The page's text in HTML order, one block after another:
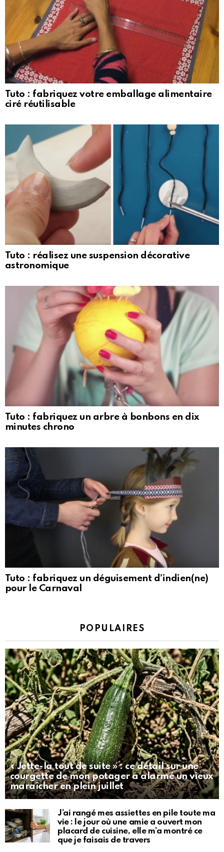
Tuto : fabriquez votre emballage alimentaire
ciré réutilisable
Tuto : réalisez une suspension décorative
astronomique
Tuto : fabriquez un arbre à bonbons en dix
minutes chrono
Tuto : fabriquez un déguisement d’indien(ne)
pour le Carnaval
POPULAIRES
« Jette-la tout de suite » : ce détail sur une
courgette de mon potager a alarmé un vieux
maraîcher en plein juillet
J’ai rangé mes assiettes en pile toute ma
vie : le jour où une amie a ouvert mon
placard de cuisine, elle m’a montré ce
que je faisais de travers